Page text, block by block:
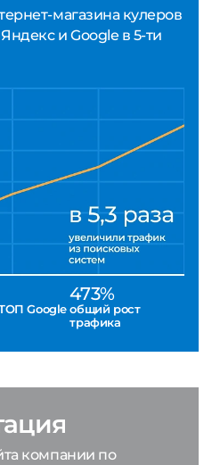
магазина кулеров
и Google в 5-ти
Google
473%
общий рост
трафика
компании по